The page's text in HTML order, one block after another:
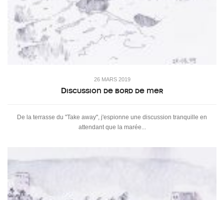
26 MARS 2019
Discussion de bord de mer
De la terrasse du "Take away", j'espionne une discussion tranquille en
attendant que la marée...